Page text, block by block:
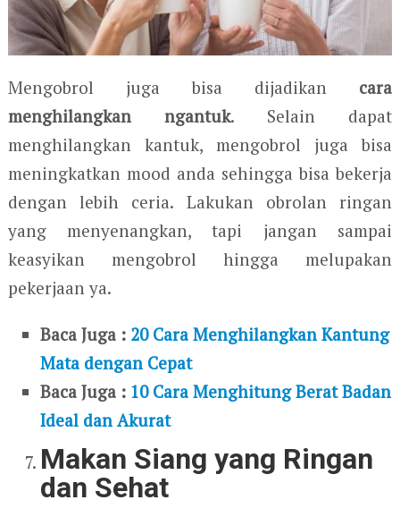
Mengobrol juga bisa dijadikan cara
menghilangkan ngantuk. Selain dapat
menghilangkan kantuk, mengobrol juga bisa
meningkatkan mood anda sehingga bisa bekerja
dengan lebih ceria. Lakukan obrolan ringan
yang menyenangkan, tapi jangan sampai
keasyikan mengobrol hingga melupakan
pekerjaan ya.
Baca Juga : 20 Cara Menghilangkan Kantung
Mata dengan Cepat
Baca Juga : 10 Cara Menghitung Berat Badan
Ideal dan Akurat
Makan Siang yang Ringan
dan Sehat